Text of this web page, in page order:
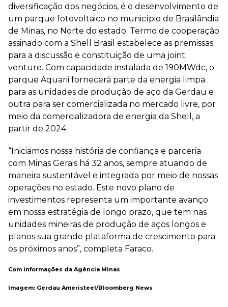
diversificação dos negócios, é o desenvolvimento de
um parque fotovoltaico no município de Brasilândia
de Minas, no Norte do estado. Termo de cooperação
assinado com a Shell Brasil estabelece as premissas
para a discussão e constituição de uma joint
venture. Com capacidade instalada de 190MWdc, o
parque Aquarii fornecerá parte da energia limpa
para as unidades de produção de aço da Gerdau e
outra para ser comercializada no mercado livre, por
meio da comercializadora de energia da Shell, a
partir de 2024.
“Iniciamos nossa história de confiança e parceria
com Minas Gerais há 32 anos, sempre atuando de
maneira sustentável e integrada por meio de nossas
operações no estado. Este novo plano de
investimentos representa um importante avanço
em nossa estratégia de longo prazo, que tem nas
unidades mineiras de produção de aços longos e
planos sua grande plataforma de crescimento para
os próximos anos”, completa Faraco.
Com informações da Agência Minas
Imagem: Gerdau Ameristeel/Bloomberg News